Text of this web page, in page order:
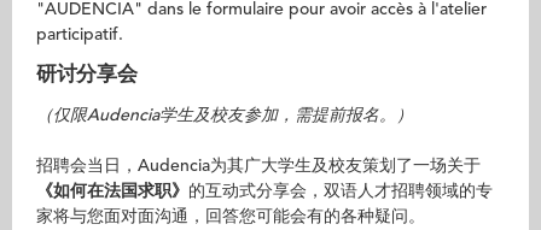
"AUDENCIA" dans le formulaire pour avoir accès à l'atelier
participatif.
研讨分享会
（仅限Audencia学生及校友参加，需提前报名。）
招聘会当日，Audencia为其广大学生及校友策划了一场关于
《如何在法国求职》 的互动式分享会，双语人才招聘领域的专
家将与您面对面沟通，回答您可能会有的各种疑问。